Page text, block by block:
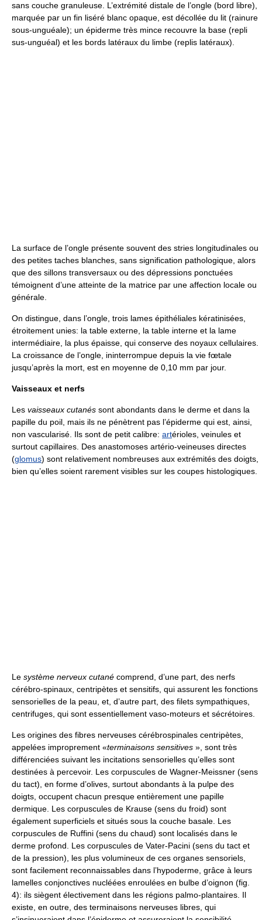
sans couche granuleuse. L’extrémité distale de l’ongle (bord libre),
marquée par un fin liséré blanc opaque, est décollée du lit (rainure
sous-unguéale); un épiderme très mince recouvre la base (repli
sus-unguéal) et les bords latéraux du limbe (replis latéraux).
La surface de l’ongle présente souvent des stries longitudinales ou
des petites taches blanches, sans signification pathologique, alors
que des sillons transversaux ou des dépressions ponctuées
témoignent d’une atteinte de la matrice par une affection locale ou
générale.
On distingue, dans l’ongle, trois lames épithéliales kératinisées,
étroitement unies: la table externe, la table interne et la lame
intermédiaire, la plus épaisse, qui conserve des noyaux cellulaires.
La croissance de l’ongle, ininterrompue depuis la vie fœtale
jusqu’après la mort, est en moyenne de 0,10 mm par jour.
Vaisseaux et nerfs
Les vaisseaux cutanés sont abondants dans le derme et dans la
papille du poil, mais ils ne pénètrent pas l’épiderme qui est, ainsi,
non vascularisé. Ils sont de petit calibre: artérioles, veinules et
surtout capillaires. Des anastomoses artério-veineuses directes
(glomus) sont relativement nombreuses aux extrémités des doigts,
bien qu’elles soient rarement visibles sur les coupes histologiques.
Le système nerveux cutané comprend, d’une part, des nerfs
cérébro-spinaux, centripètes et sensitifs, qui assurent les fonctions
sensorielles de la peau, et, d’autre part, des filets sympathiques,
centrifuges, qui sont essentiellement vaso-moteurs et sécrétoires.
Les origines des fibres nerveuses cérébrospinales centripètes,
appelées improprement «terminaisons sensitives », sont très
différenciées suivant les incitations sensorielles qu’elles sont
destinées à percevoir. Les corpuscules de Wagner-Meissner (sens
du tact), en forme d’olives, surtout abondants à la pulpe des
doigts, occupent chacun presque entièrement une papille
dermique. Les corpuscules de Krause (sens du froid) sont
également superficiels et situés sous la couche basale. Les
corpuscules de Ruffini (sens du chaud) sont localisés dans le
derme profond. Les corpuscules de Vater-Pacini (sens du tact et
de la pression), les plus volumineux de ces organes sensoriels,
sont facilement reconnaissables dans l’hypoderme, grâce à leurs
lamelles conjonctives nucléées enroulées en bulbe d’oignon (fig.
4): ils siègent électivement dans les régions palmo-plantaires. Il
existe, en outre, des terminaisons nerveuses libres, qui